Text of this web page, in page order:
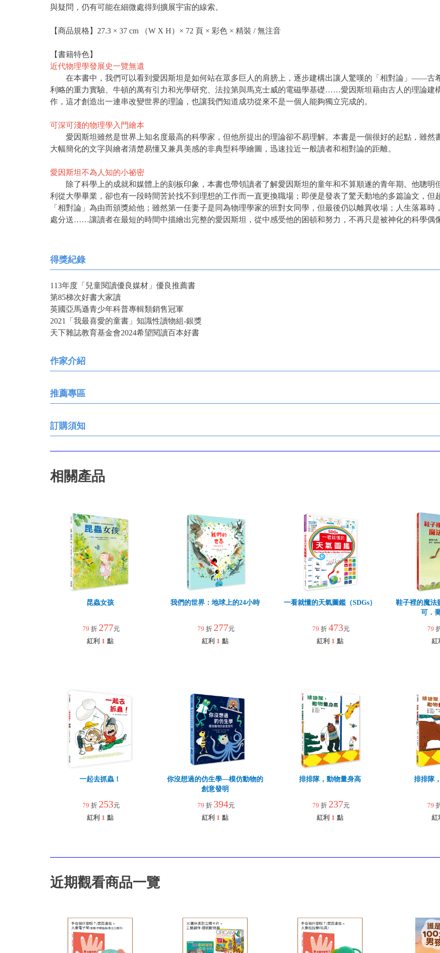
與疑問，仍有可能在細微處得到擴展宇宙的線索。
【商品規格】27.3 × 37 cm （W X H）× 72 頁 × 彩色 × 精裝 / 無注音
【書籍特色】
近代物理學發展史一覽無遺
在本書中，我們可以看到愛因斯坦是如何站在眾多巨人的肩膀上，逐步建構出讓人驚嘆的「相對論」——古
利略的重力實驗、牛頓的萬有引力和光學研究、法拉第與馬克士威的電磁學基礎……愛因斯坦藉由古人的理論建
作，這才創造出一連串改變世界的理論，也讓我們知道成功從來不是一個人能夠獨立完成的。
可深可淺的物理學入門繪本
愛因斯坦雖然是世界上知名度最高的科學家，但他所提出的理論卻不易理解。本書是一個很好的起點，雖然
大幅簡化的文字與繪者清楚易懂又兼具美感的非典型科學繪圖，迅速拉近一般讀者和相對論的距離。
愛因斯坦不為人知的小祕密
除了科學上的成就和媒體上的刻板印象，本書也帶領讀者了解愛因斯坦的童年和不算順遂的青年期。他聰明
利從大學畢業，卻也有一段時間苦於找不到理想的工作而一直更換職場；即便是發表了驚天動地的多篇論文，但
「相對論」為由而頒獎給他；雖然第一任妻子是同為物理學家的班對女同學，但最後仍以離異收場；人生落幕
處分送……讓讀者在最短的時間中描繪出完整的愛因斯坦，從中感受他的困頓和努力，不再只是被神化的科學偶
得獎紀錄
113年度「兒童閱讀優良媒材」優良推薦書
第85梯次好書大家讀
英國亞馬遜青少年科普專輯類銷售冠軍
2021「我最喜愛的童書」知識性讀物組-銀獎
天下雜誌教育基金會2024希望閱讀百本好書
作家介紹
推薦專區
訂購須知
相關產品
昆蟲女孩
79 折 277元
紅利 1 點
我們的世界：地球上的24小時
79 折 277元
紅利 1 點
一看就懂的天氣圖鑑（SDGs）
79 折 473元
紅利 1 點
鞋子裡的魔法
可．
79
紅
一起去抓蟲！
79 折 253元
紅利 1 點
你沒想過的仿生學—模仿動物的
創意發明
79 折 394元
紅利 1 點
排排隊，動物量身高
79 折 237元
紅利 1 點
排排隊
79
紅
近期觀看商品一覽